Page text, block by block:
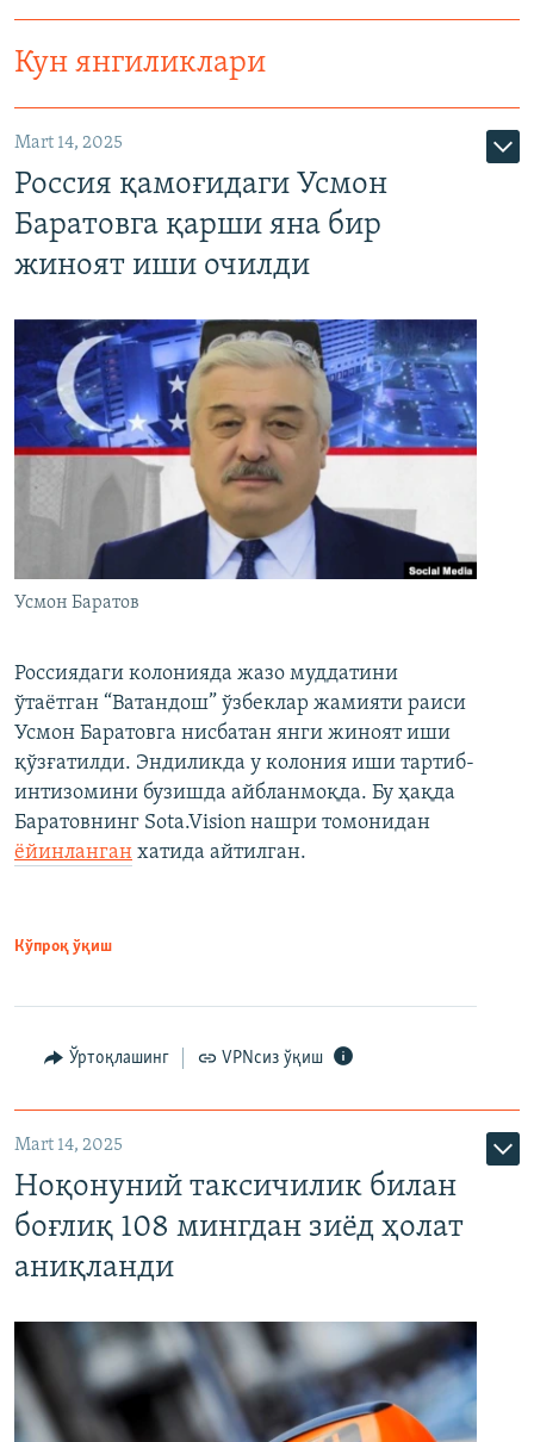
Кун янгиликлари
Mart 14, 2025
Россия қамоғидаги Усмон
Баратовга қарши яна бир
жиноят иши очилди
Усмон Баратов
Россиядаги колонияда жазо муддатини
ўтаётган “Ватандош” ўзбеклар жамияти раиси
Усмон Баратовга нисбатан янги жиноят иши
қўзғатилди. Эндиликда у колония иши тартиб-
интизомини бузишда айбланмоқда. Бу ҳақда
Баратовнинг Sota.Vision нашри томонидан
ёйинланган хатида айтилган.
Кўпроқ ўқиш
Ўртоқлашинг VPNсиз ўқиш
Mart 14, 2025
Ноқонуний таксичилик билан
боғлиқ 108 мингдан зиёд ҳолат
аниқланди